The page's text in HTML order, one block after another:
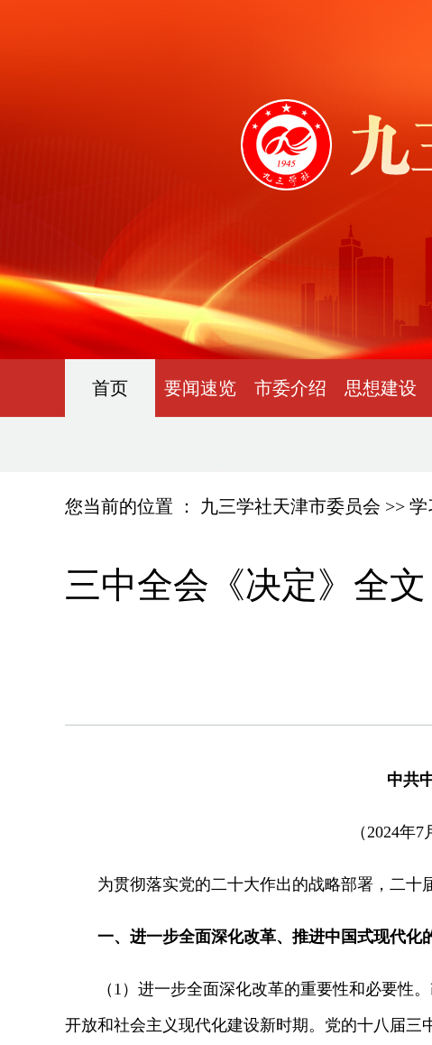
首页 要闻速览 市委介绍 思想建设
您当前的位置 ： 九三学社天津市委员会 >> 学
三中全会《决定》全
中共
（2024年
为贯彻落实党的二十大作出的战略部署，二十届
一、进一步全面深化改革、推进中国式现代化
（1）进一步全面深化改革的重要性和必要性。
开放和社会主义现代化建设新时期。党的十八届